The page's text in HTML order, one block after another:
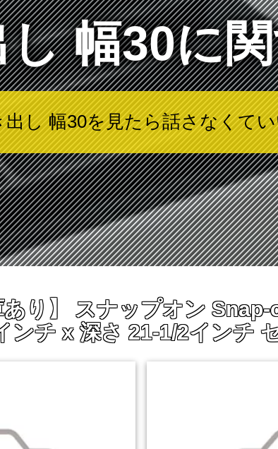
幅30に
出し 幅30を見たら話さなくて
り】 スナップオン
ンチ x 深さ 21-1/2インチ